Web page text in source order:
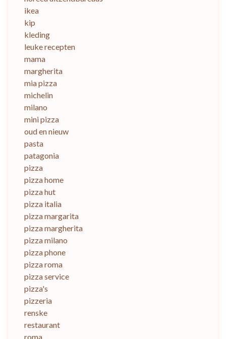
ikea
kip
kleding
leuke recepten
mama
margherita
mia pizza
michelin
milano
mini pizza
oud en nieuw
pasta
patagonia
pizza
pizza home
pizza hut
pizza italia
pizza margarita
pizza margherita
pizza milano
pizza phone
pizza roma
pizza service
pizza's
pizzeria
renske
restaurant
roma